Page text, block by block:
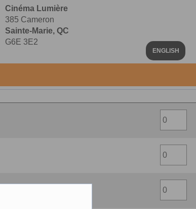
Cinéma Lumière
385 Cameron
Sainte-Marie, QC
G6E 3E2
ENGLISH